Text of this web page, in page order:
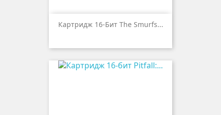
Картридж 16-Бит The Smurfs...